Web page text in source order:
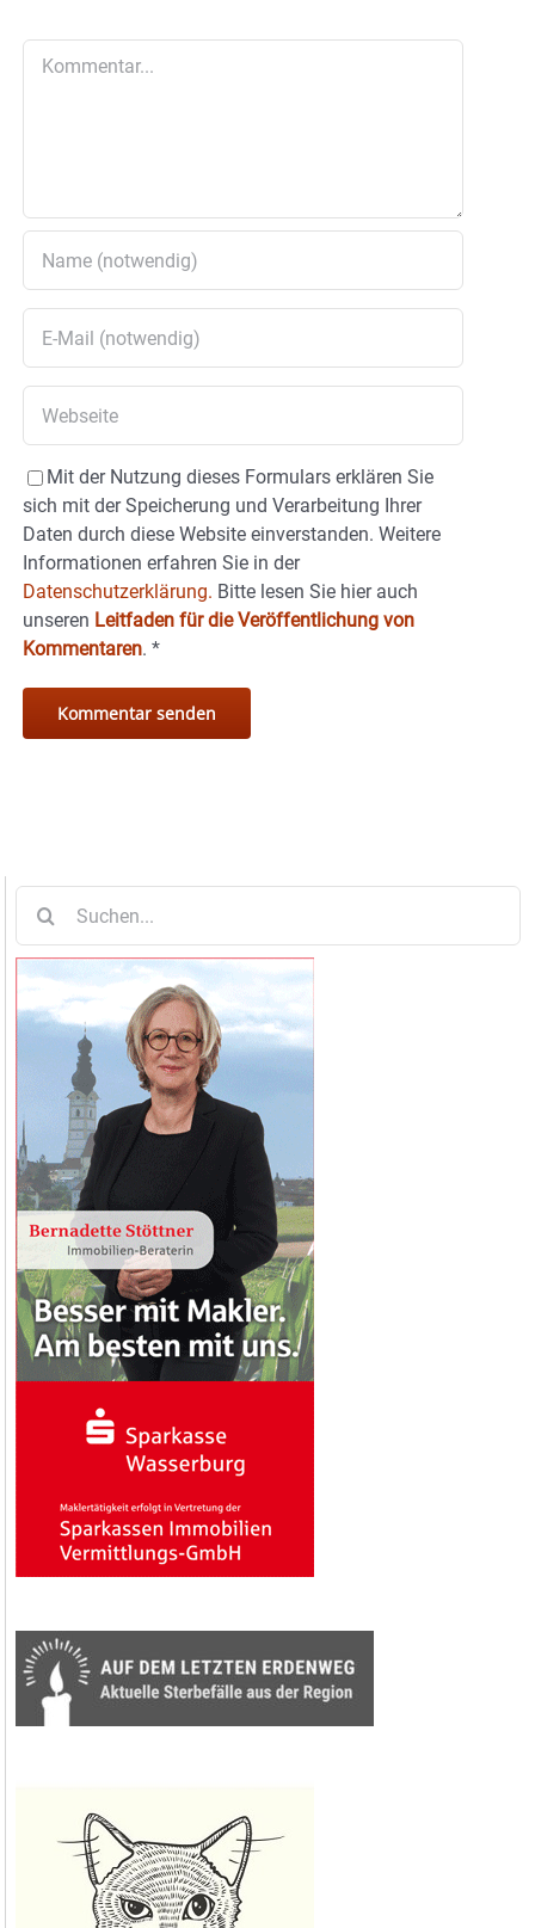
Mit der Nutzung dieses Formulars erklären Sie
sich mit der Speicherung und Verarbeitung Ihrer
Daten durch diese Website einverstanden. Weitere
Informationen erfahren Sie in der
Datenschutzerklärung. Bitte lesen Sie hier auch
unseren Leitfaden für die Veröffentlichung von
Kommentaren. *
nach: